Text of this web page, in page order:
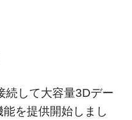
続して大容量3Dデー
を提供開始しまし